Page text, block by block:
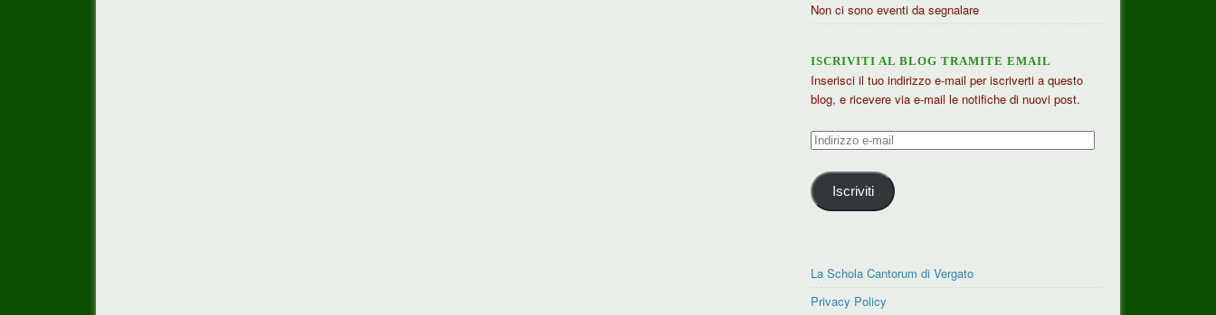
Non ci sono eventi da segnalare
ISCRIVITI AL BLOG TRAMITE EMAIL
Inserisci il tuo indirizzo e-mail per iscriverti a questo
blog, e ricevere via e-mail le notifiche di nuovi post.
Indirizzo
mail
Iscriviti
La Schola Cantorum di Vergato
Privacy Policy